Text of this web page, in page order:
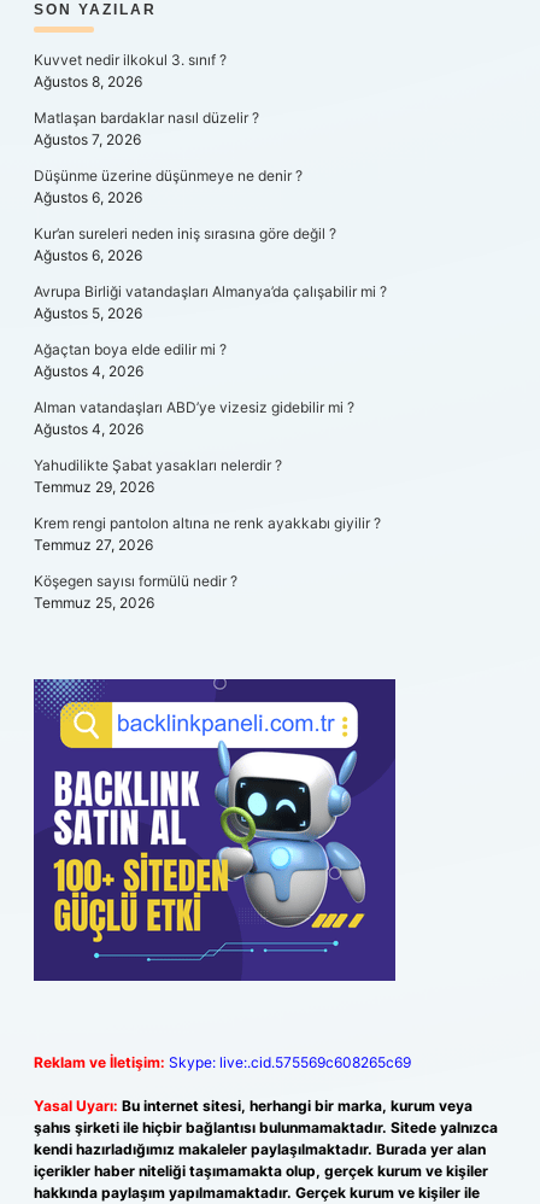
SIDEBAR
SON YAZILAR
Kuvvet nedir ilkokul 3. sınıf ?
Ağustos 8, 2026
Matlaşan bardaklar nasıl düzelir ?
Ağustos 7, 2026
Düşünme üzerine düşünmeye ne denir ?
Ağustos 6, 2026
Kur’an sureleri neden iniş sırasına göre değil ?
Ağustos 6, 2026
Avrupa Birliği vatandaşları Almanya’da çalışabilir mi ?
Ağustos 5, 2026
Ağaçtan boya elde edilir mi ?
Ağustos 4, 2026
Alman vatandaşları ABD’ye vizesiz gidebilir mi ?
Ağustos 4, 2026
Yahudilikte Şabat yasakları nelerdir ?
Temmuz 29, 2026
Krem rengi pantolon altına ne renk ayakkabı giyilir ?
Temmuz 27, 2026
Köşegen sayısı formülü nedir ?
Temmuz 25, 2026
Reklam ve İletişim: Skype: live:.cid.575569c608265c69
Yasal Uyarı: Bu internet sitesi, herhangi bir marka, kurum veya
şahıs şirketi ile hiçbir bağlantısı bulunmamaktadır. Sitede yalnızca
kendi hazırladığımız makaleler paylaşılmaktadır. Burada yer alan
içerikler haber niteliği taşımamakta olup, gerçek kurum ve kişiler
hakkında paylaşım yapılmamaktadır. Gerçek kurum ve kişiler ile